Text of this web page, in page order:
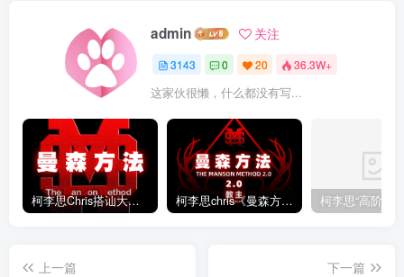
admin 关注
3143 0 20 36.3W+
这家伙很懒，什么都没有写...
柯李思Chris搭讪大师“曼森方法”完整版下载 柯李思chris《曼森方法2.0课程》百度云免费下载
上一篇
下一篇